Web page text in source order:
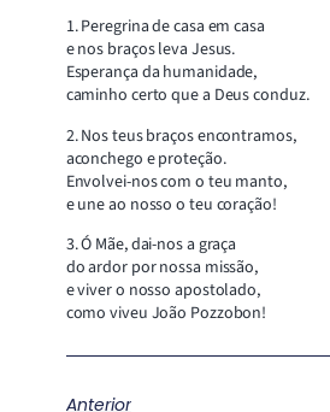
1. Peregrina de casa em casa
e nos braços leva Jesus.
Esperança da humanidade,
caminho certo que a Deus conduz.
2. Nos teus braços encontramos,
aconchego e proteção.
Envolvei-nos com o teu manto,
e une ao nosso o teu coração!
3. Ó Mãe, dai-nos a graça
do ardor por nossa missão,
e viver o nosso apostolado,
como viveu João Pozzobon!
Anterior